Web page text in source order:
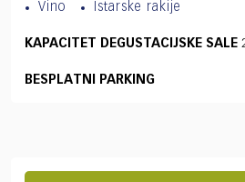
Vino Istarske rakije
KAPACITET DEGUSTACIJSKE SALE
BESPLATNI PARKING